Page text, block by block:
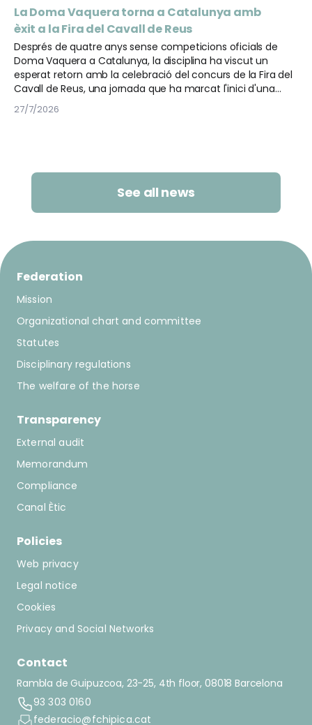
La Doma Vaquera torna a Catalunya amb
èxit a la Fira del Cavall de Reus
Després de quatre anys sense competicions oficials de
Doma Vaquera a Catalunya, la disciplina ha viscut un
esperat retorn amb la celebració del concurs de la Fira del
Cavall de Reus, una jornada que ha marcat l'inici d'una
nova etapa per a aquesta modalitat eqüestre al nostre
territori.
27/7/2026
See all news
Federation
Mission
Organizational chart and committee
Statutes
Disciplinary regulations
The welfare of the horse
Transparency
External audit
Memorandum
Compliance
Canal Ètic
Policies
Web privacy
Legal notice
Cookies
Privacy and Social Networks
Contact
Rambla de Guipuzcoa, 23-25, 4th floor, 08018 Barcelona
93 303 0160
federacio@fchipica.cat